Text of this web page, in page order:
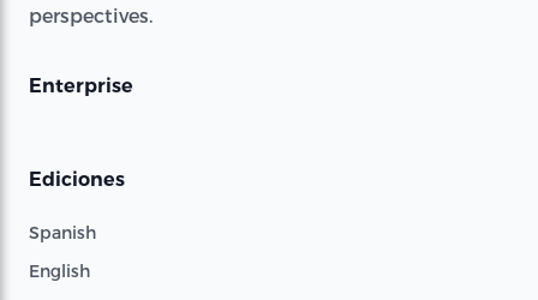
perspectives.
Enterprise
Ediciones
Spanish
English